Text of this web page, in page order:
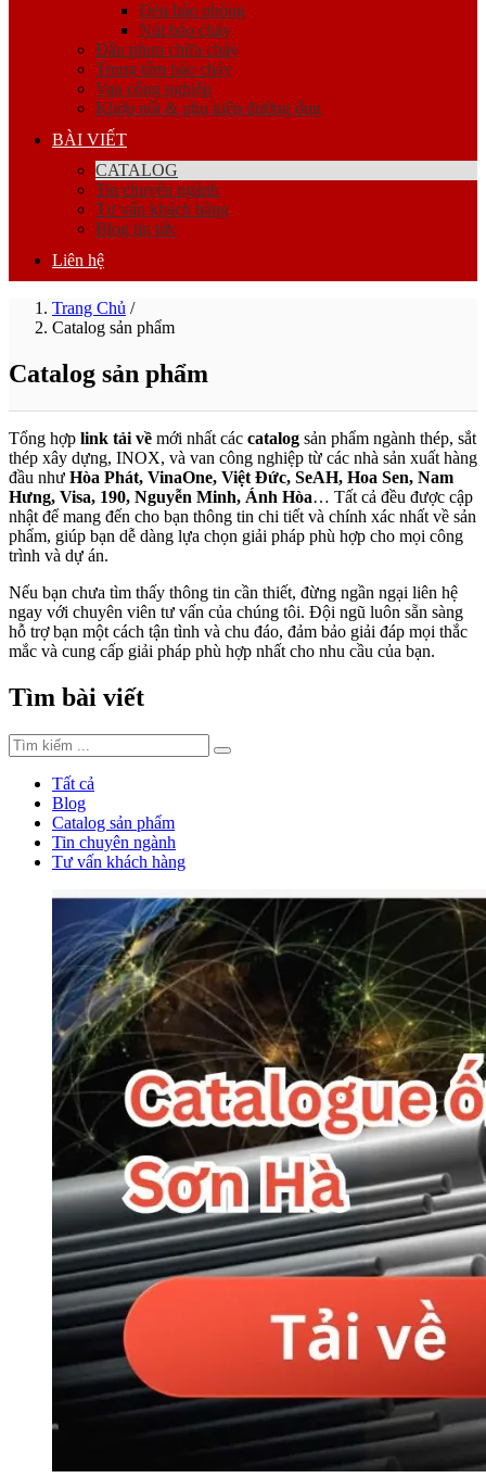
Đèn báo phòng
Nút báo cháy
Đầu phun chữa cháy
Trung tâm báo cháy
Van công nghiệp
Khớp nối & phụ kiện đường ống
BÀI VIẾT
CATALOG
Tin chuyên ngành
Tư vấn khách hàng
Blog tin tức
Liên hệ
Trang Chủ /
Catalog sản phẩm
Catalog sản phẩm
Tổng hợp link tải về mới nhất các catalog sản phẩm ngành thép, sắt
thép xây dựng, INOX, và van công nghiệp từ các nhà sản xuất hàng
đầu như Hòa Phát, VinaOne, Việt Đức, SeAH, Hoa Sen, Nam
Hưng, Visa, 190, Nguyễn Minh, Ánh Hòa… Tất cả đều được cập
nhật để mang đến cho bạn thông tin chi tiết và chính xác nhất về sản
phẩm, giúp bạn dễ dàng lựa chọn giải pháp phù hợp cho mọi công
trình và dự án.
Nếu bạn chưa tìm thấy thông tin cần thiết, đừng ngần ngại liên hệ
ngay với chuyên viên tư vấn của chúng tôi. Đội ngũ luôn sẵn sàng
hỗ trợ bạn một cách tận tình và chu đáo, đảm bảo giải đáp mọi thắc
mắc và cung cấp giải pháp phù hợp nhất cho nhu cầu của bạn.
Tìm bài viết
Tất cả
Blog
Catalog sản phẩm
Tin chuyên ngành
Tư vấn khách hàng